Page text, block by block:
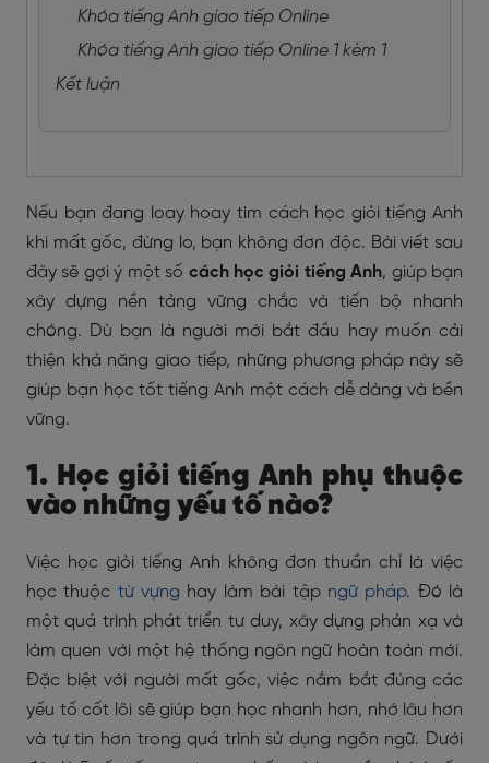
Khóa tiếng Anh giao tiếp Online
Khóa tiếng Anh giao tiếp Online 1 kèm 1
Kết luận
Nếu bạn đang loay hoay tìm cách học giỏi tiếng Anh
khi mất gốc, đừng lo, bạn không đơn độc. Bài viết sau
đây sẽ gợi ý một số cách học giỏi tiếng Anh, giúp bạn
xây dựng nền tảng vững chắc và tiến bộ nhanh
chóng. Dù bạn là người mới bắt đầu hay muốn cải
thiện khả năng giao tiếp, những phương pháp này sẽ
giúp bạn học tốt tiếng Anh một cách dễ dàng và bền
vững.
1. Học giỏi tiếng Anh phụ thuộc
vào những yếu tố nào?
Việc học giỏi tiếng Anh không đơn thuần chỉ là việc
học thuộc từ vựng hay làm bài tập ngữ pháp. Đó là
một quá trình phát triển tư duy, xây dựng phản xạ và
làm quen với một hệ thống ngôn ngữ hoàn toàn mới.
Đặc biệt với người mất gốc, việc nắm bắt đúng các
yếu tố cốt lõi sẽ giúp bạn học nhanh hơn, nhớ lâu hơn
và tự tin hơn trong quá trình sử dụng ngôn ngữ. Dưới